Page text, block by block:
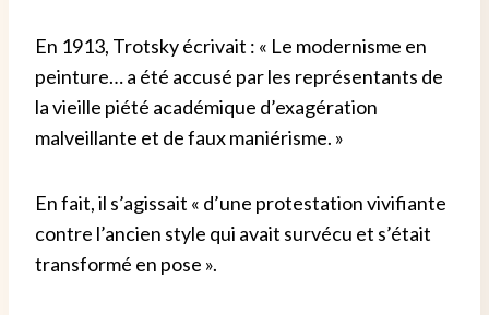
En 1913, Trotsky écrivait : « Le modernisme en
peinture… a été accusé par les représentants de
la vieille piété académique d’exagération
malveillante et de faux maniérisme. »
En fait, il s’agissait « d’une protestation vivifiante
contre l’ancien style qui avait survécu et s’était
transformé en pose ».